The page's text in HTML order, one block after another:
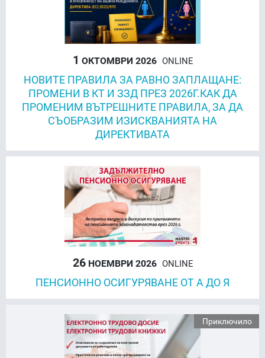
1 ОКТОМВРИ 2026 ONLINE
НОВИТЕ ПРАВИЛА ЗА РАВНО ЗАПЛАЩАНЕ:
ПРОМЕНИ В КТ И ЗЗД ПРЕЗ 2026Г.КАК ДА
ПРОМЕНИМ ВЪТРЕШНИТЕ ПРАВИЛА, ЗА ДА
СЪОБРАЗИМ ИЗИСКВАНИЯТА НА
ДИРЕКТИВАТА
26НОЕМВРИ 2026 ONLINE
ПЕНСИОННО ОСИГУРЯВАНЕ ОТ А ДО Я
Приключило